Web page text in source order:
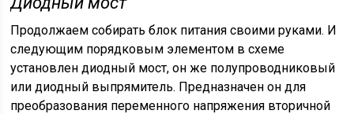
Продолжаем собирать блок питания своими руками. И
следующим порядковым элементом в схеме
установлен диодный мост, он же полупроводниковый
или диодный выпрямитель. Предназначен он для
преобразования переменного напряжения вторичной